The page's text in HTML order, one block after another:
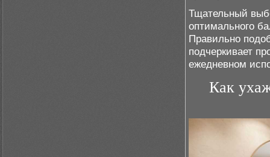
Тщательный
оптимального
Правильно
подчеркивает
ежедневном
Как